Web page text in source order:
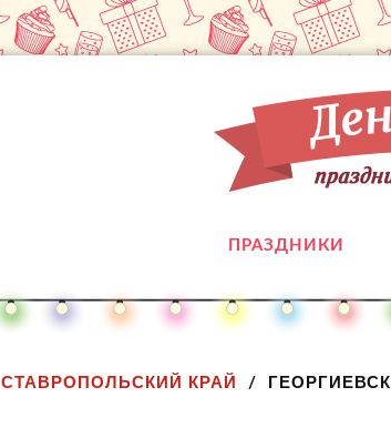
ПРАЗДНИКИ
СТАВРОПОЛЬСКИЙ КРАЙ ГЕОРГИЕВСК